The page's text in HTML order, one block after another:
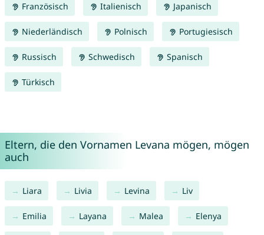
Französisch Italienisch Japanisch
Niederländisch Polnisch Portugiesisch
Russisch Schwedisch Spanisch
Türkisch
Eltern, die den Vornamen Levana mögen, mögen
auch
Liara Livia Levina Liv
Emilia Layana Malea Elenya